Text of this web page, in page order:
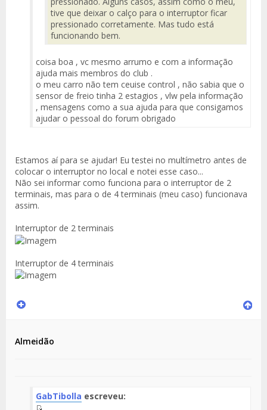
tive que deixar o calço para o interruptor ficar
pressionado corretamente. Mas tudo está
funcionando bem.
coisa boa , vc mesmo arrumo e com a informação
ajuda mais membros do club .
o meu carro não tem ceuise control , não sabia que o
sensor de freio tinha 2 estagios , vlw pela informação
, mensagens como a sua ajuda para que consigamos
ajudar o pessoal do forum obrigado
Estamos aí para se ajudar! Eu testei no multímetro antes de
colocar o interruptor no local e notei esse caso...
Não sei informar como funciona para o interruptor de 2
terminais, mas para o de 4 terminais (meu caso) funcionava
assim.
Interruptor de 2 terminais
Interruptor de 4 terminais
Almeidão
GabTibolla escreveu: